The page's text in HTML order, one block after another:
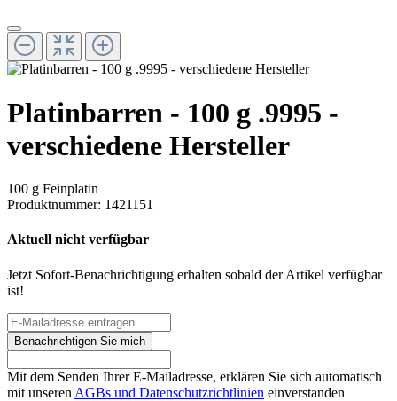
Platinbarren - 100 g .9995 -
verschiedene Hersteller
100 g Feinplatin
Produktnummer: 1421151
Aktuell nicht verfügbar
Jetzt Sofort-Benachrichtigung erhalten sobald der Artikel verfügbar
ist!
Benachrichtigen Sie mich
Mit dem Senden Ihrer E-Mailadresse, erklären Sie sich automatisch
mit unseren AGBs und Datenschutzrichtlinien einverstanden